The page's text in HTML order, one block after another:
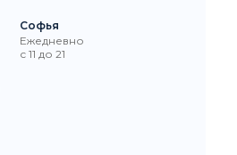
Софья
Ежедневно
с 11 до 21